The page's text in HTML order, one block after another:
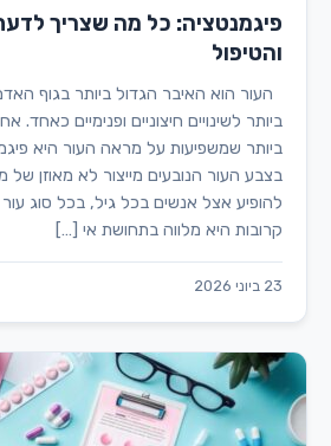
פיגמנטציה: כל מה שצריך
והטיפול
העור הוא האיבר הגדול ביותר בגוף
ביותר לשינויים חיצוניים ופנימיים כאחד.
ביותר שמשפיעות על מראה העור היא
בצבע העור הנובעים מייצור לא מאוזן של
להופיע אצל אנשים בכל גיל, בכל סוג עור
קרובות היא מלווה בתחושת אי […]
23 ביוני 2026